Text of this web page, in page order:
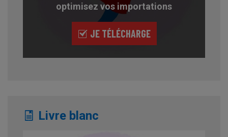
optimisez vos importations
JE TÉLÉCHARGE
Livre blanc